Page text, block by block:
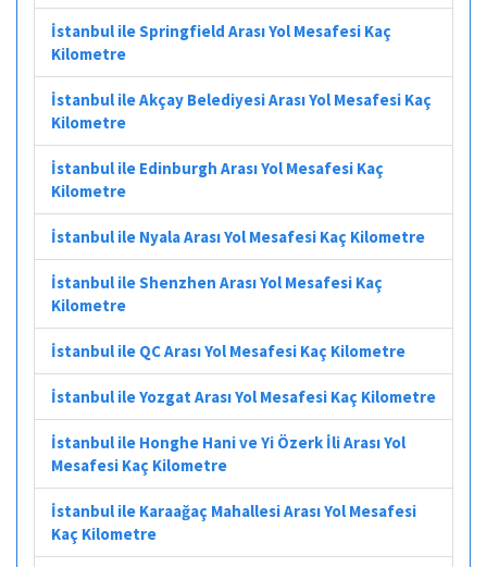
İstanbul ile Springfield Arası Yol Mesafesi Kaç
Kilometre
İstanbul ile Akçay Belediyesi Arası Yol Mesafesi Kaç
Kilometre
İstanbul ile Edinburgh Arası Yol Mesafesi Kaç
Kilometre
İstanbul ile Nyala Arası Yol Mesafesi Kaç Kilometre
İstanbul ile Shenzhen Arası Yol Mesafesi Kaç
Kilometre
İstanbul ile QC Arası Yol Mesafesi Kaç Kilometre
İstanbul ile Yozgat Arası Yol Mesafesi Kaç Kilometre
İstanbul ile Honghe Hani ve Yi Özerk İli Arası Yol
Mesafesi Kaç Kilometre
İstanbul ile Karaağaç Mahallesi Arası Yol Mesafesi
Kaç Kilometre